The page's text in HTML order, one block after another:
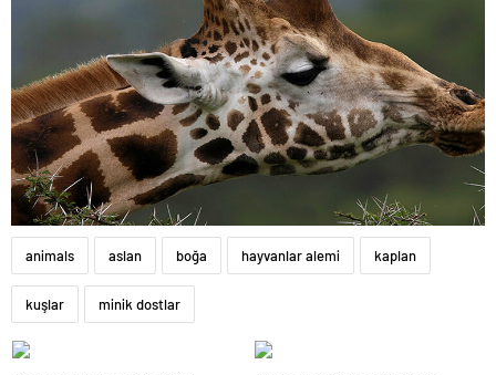
animals aslan boğa hayvanlar alemi kaplan
kuşlar minik dostlar